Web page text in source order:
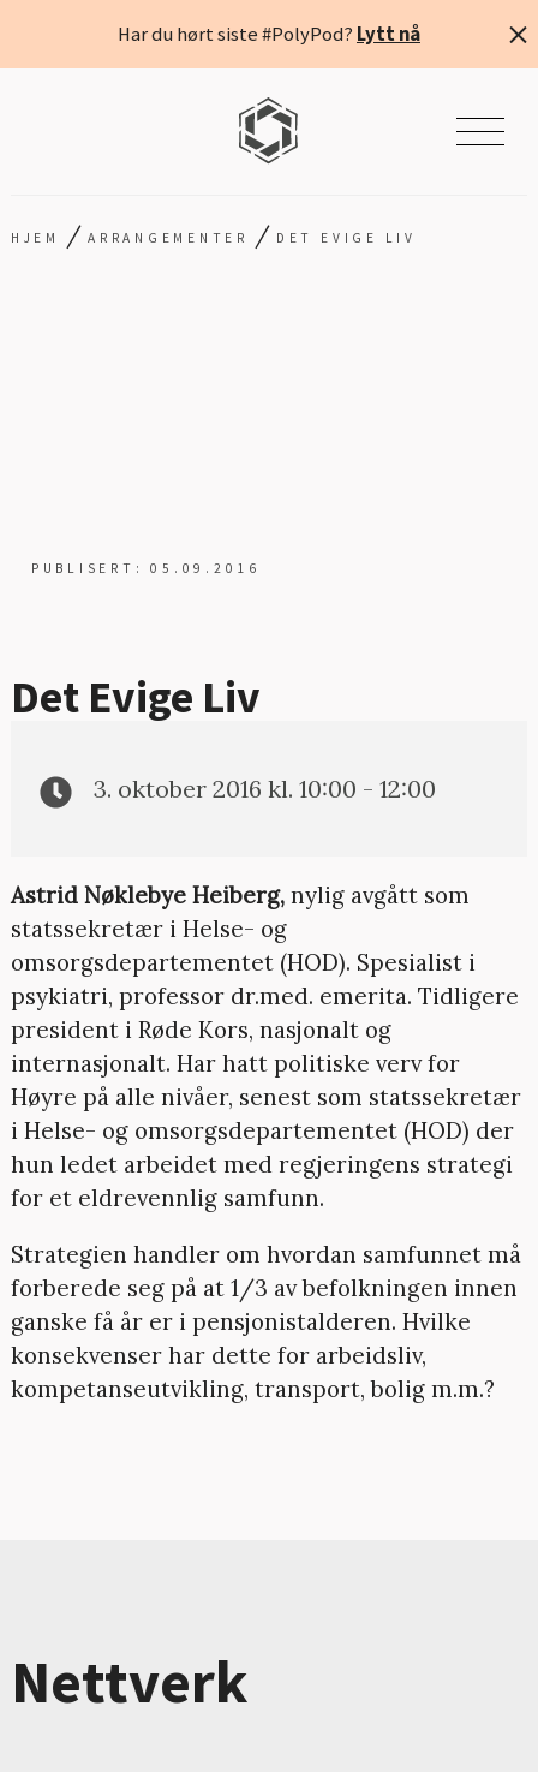
Har du hørt siste #PolyPod? Lytt nå
HJEM /ARRANGEMENTER / DET EVIGE LIV
PUBLISERT: 05.09.2016
Det Evige Liv
3. oktober 2016 kl. 10:00 - 12:00
Astrid Nøklebye Heiberg,nylig avgått som
statssekretær i Helse- og
omsorgsdepartementet (HOD). Spesialist i
psykiatri, professor dr.med. emerita. Tidligere
president i Røde Kors, nasjonalt og
internasjonalt. Har hatt politiske verv for
Høyre på alle nivåer, senest som statssekretær
i Helse- og omsorgsdepartementet (HOD) der
hun ledet arbeidet med regjeringens strategi
for et eldrevennlig samfunn.
Strategien handler om hvordan samfunnet må
forberede seg på at 1/3 av befolkningen innen
ganske få år er i pensjonistalderen. Hvilke
konsekvenser har dette for arbeidsliv,
kompetanseutvikling, transport, bolig m.m.?
Nettverk